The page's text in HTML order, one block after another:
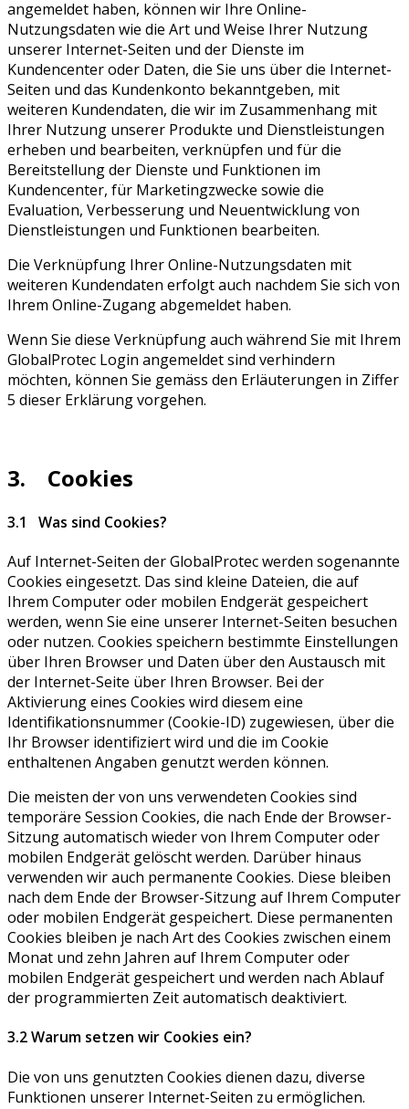
angemeldet haben, können wir Ihre Online-
Nutzungsdaten wie die Art und Weise Ihrer Nutzung
unserer Internet-Seiten und der Dienste im
Kundencenter oder Daten, die Sie uns über die Internet-
Seiten und das Kundenkonto bekanntgeben, mit
weiteren Kundendaten, die wir im Zusammenhang mit
Ihrer Nutzung unserer Produkte und Dienstleistungen
erheben und bearbeiten, verknüpfen und für die
Bereitstellung der Dienste und Funktionen im
Kundencenter, für Marketingzwecke sowie die
Evaluation, Verbesserung und Neuentwicklung von
Dienstleistungen und Funktionen bearbeiten.
Die Verknüpfung Ihrer Online-Nutzungsdaten mit
weiteren Kundendaten erfolgt auch nachdem Sie sich von
Ihrem Online-Zugang abgemeldet haben.
Wenn Sie diese Verknüpfung auch während Sie mit Ihrem
GlobalProtec Login angemeldet sind verhindern
möchten, können Sie gemäss den Erläuterungen in Ziffer
5 dieser Erklärung vorgehen.
3. Cookies
3.1 Was sind Cookies?
Auf Internet-Seiten der GlobalProtec werden sogenannte
Cookies eingesetzt. Das sind kleine Dateien, die auf
Ihrem Computer oder mobilen Endgerät gespeichert
werden, wenn Sie eine unserer Internet-Seiten besuchen
oder nutzen. Cookies speichern bestimmte Einstellungen
über Ihren Browser und Daten über den Austausch mit
der Internet-Seite über Ihren Browser. Bei der
Aktivierung eines Cookies wird diesem eine
Identifikationsnummer (Cookie-ID) zugewiesen, über die
Ihr Browser identifiziert wird und die im Cookie
enthaltenen Angaben genutzt werden können.
Die meisten der von uns verwendeten Cookies sind
temporäre Session Cookies, die nach Ende der Browser-
Sitzung automatisch wieder von Ihrem Computer oder
mobilen Endgerät gelöscht werden. Darüber hinaus
verwenden wir auch permanente Cookies. Diese bleiben
nach dem Ende der Browser-Sitzung auf Ihrem Computer
oder mobilen Endgerät gespeichert. Diese permanenten
Cookies bleiben je nach Art des Cookies zwischen einem
Monat und zehn Jahren auf Ihrem Computer oder
mobilen Endgerät gespeichert und werden nach Ablauf
der programmierten Zeit automatisch deaktiviert.
3.2 Warum setzen wir Cookies ein?
Die von uns genutzten Cookies dienen dazu, diverse
Funktionen unserer Internet-Seiten zu ermöglichen.